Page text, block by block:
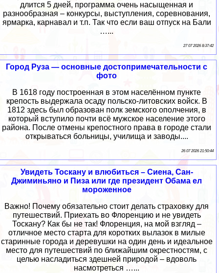
длится 5 дней, программа очень насыщенная и
разнообразная – конкурсы, выступления, соревнования,
ярмарка, карнавал и т.п. Так что если ваш отпуск на Бали
…...
27 07 2026 8:37:42
Город Руза — основные достопримечательности с
фото
В 1618 году построенная в этом населённом пункте
крепость выдержала осаду польско-литовских войск. В
1812 здесь был образован полк земского ополчения, в
который вступило почти всё мужское население этого
района. После отмены крепостного права в городе стали
открываться больницы, училища и заводы....
26 07 2026 21:50:44
Увидеть Тоскану и влюбиться – Сиена, Сан-
Джиминьяно и Пиза или где президент Обама ел
мороженное
Важно! Почему обязательно стоит делать страховку для
путешествий. Приехать во Флоренцию и не увидеть
Тоскану? Как бы не так! Флоренция, на мой взгляд –
отличное место старта для коротких вылазок в милые
старинные города и деревушки на один день и идеальное
место для путешествий по ближайшим окрестностям, с
целью насладиться здешней природой – вдоволь
насмотреться …...